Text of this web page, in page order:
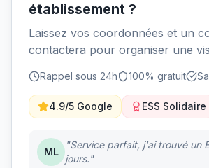
établissement ?
Laissez vos coordonnées et un
contactera pour organiser une
Rappel sous 24h 100% gratuit
4.9/5 Google ESS Solidaire
ML
"Service parfait, j'ai trouvé un
jours."